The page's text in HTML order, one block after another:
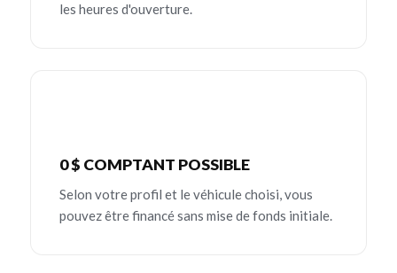
les heures d'ouverture.
0 $ COMPTANT POSSIBLE
Selon votre profil et le véhicule choisi, vous
pouvez être financé sans mise de fonds initiale.